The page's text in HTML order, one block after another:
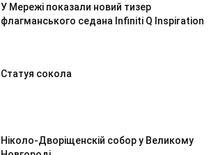
У Мережі показали новий тизер
флагманського седана Infiniti Q Inspiration
Статуя сокола
Ніколо-Дворіщенскій собор у Великому